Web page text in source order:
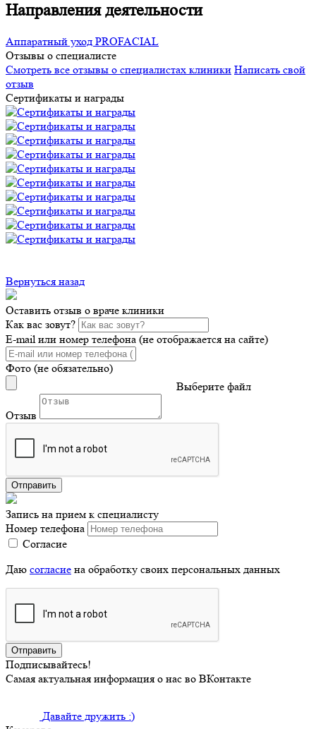
Направления деятельности
Аппаратный уход PROFACIAL
Отзывы о специалисте
Смотреть все отзывы о специалистах клиники Написать свой
отзыв
Сертификаты и награды
Вернуться назад
Оставить отзыв о враче клиники
Как вас зовут?
E-mail или номер телефона (не отображается на сайте)
Фото (не обязательно)
Выберите файл
Отзыв
Отправить
Запись на прием к специалисту
Номер телефона
Согласие
Даю согласие на обработку своих персональных данных
Отправить
Подписывайтесь!
Самая актуальная информация о нас во ВКонтакте
Давайте дружить :)